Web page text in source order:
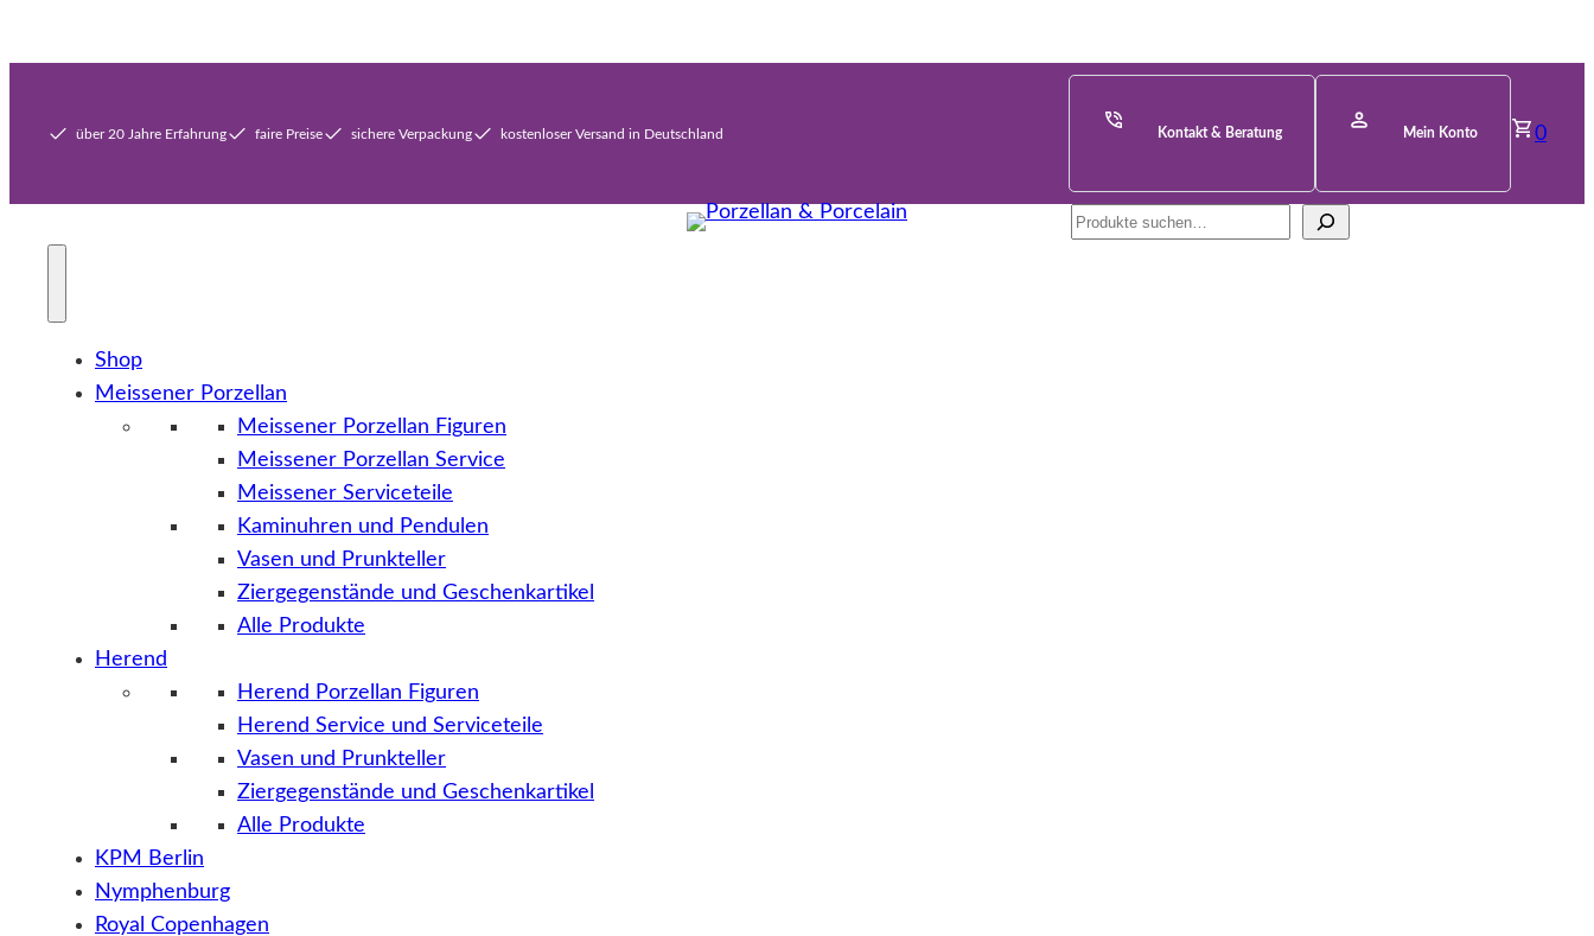
über 20 Jahre Erfahrung faire Preise sichere Verpackung kostenloser Versand in Deutschland Kontakt & Beratung Mein Konto 0
Suche
Shop
Meissener Porzellan
Meissener Porzellan Figuren
Meissener Porzellan Service
Meissener Serviceteile
Kaminuhren und Pendulen
Vasen und Prunkteller
Ziergegenstände und Geschenkartikel
Alle Produkte
Herend
Herend Porzellan Figuren
Herend Service und Serviceteile
Vasen und Prunkteller
Ziergegenstände und Geschenkartikel
Alle Produkte
KPM Berlin
Nymphenburg
Royal Copenhagen